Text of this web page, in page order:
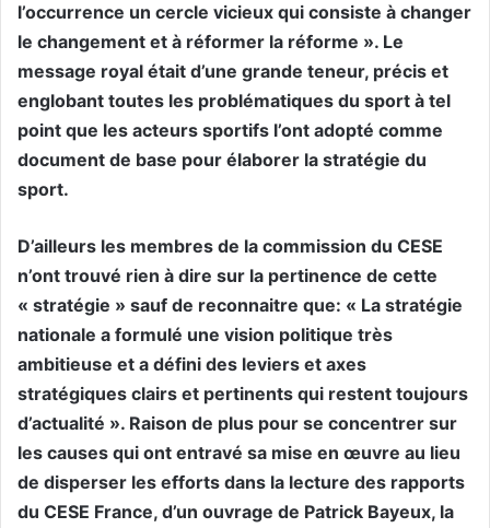
l’occurrence un cercle vicieux qui consiste à changer
le changement et à réformer la réforme ». Le
message royal était d’une grande teneur, précis et
englobant toutes les problématiques du sport à tel
point que les acteurs sportifs l’ont adopté comme
document de base pour élaborer la stratégie du
sport.
D’ailleurs les membres de la commission du CESE
n’ont trouvé rien à dire sur la pertinence de cette
« stratégie » sauf de reconnaitre que: « La stratégie
nationale a formulé une vision politique très
ambitieuse et a défini des leviers et axes
stratégiques clairs et pertinents qui restent toujours
d’actualité ». Raison de plus pour se concentrer sur
les causes qui ont entravé sa mise en œuvre au lieu
de disperser les efforts dans la lecture des rapports
du CESE France, d’un ouvrage de Patrick Bayeux, la